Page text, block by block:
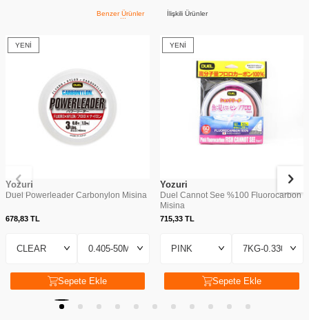
Benzer Ürünler İlişkili Ürünler
YENI
Yozuri
Duel Powerleader Carbonylon Misina
678,83 TL
Sepete Ekle
YENI
Yozuri
Duel Cannot See %100 Fluorocarbon
Misina
715,33TL
Sepete Ekle